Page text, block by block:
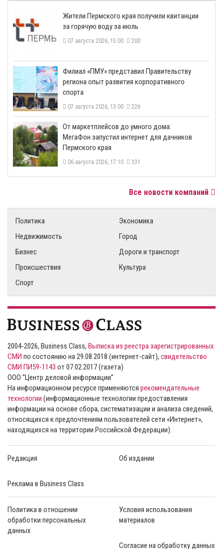
​Жители Пермского края получили квитанции
за горячую воду за июль
07 августа 2026, 15:00 200
​Филиал «ПМУ» представил Правительству
региона опыт развития корпоративного
спорта
07 августа 2026, 13:00 226
От маркетплейсов до умного дома:
МегаФон запустил интернет для дачников
Пермского края
06 августа 2026, 17:10 331
Все новости компаний
Политика
Экономика
Недвижимость
Город
Бизнес
Дороги и транспорт
Происшествия
Культура
Спорт
2004-2026, Business Class, Выписка из реестра зарегистрированных
СМИ по состоянию на 29.08.2018 (интернет-сайт), свидетельство
СМИ ПИ59-1143 от 07.02.2017 (газета)
ООО “Центр деловой информации”
На информационном ресурсе применяются рекомендательные
технологии (информационные технологии предоставления
информации на основе сбора, систематизации и анализа сведений,
относящихся к предпочтениям пользователей сети «Интернет»,
находящихся на территории Российской Федерации).
Редакция Об издании
Реклама в Business Class
Политика в отношении
обработки персональных
данных
Условия использования
материалов
Согласие на обработку данных